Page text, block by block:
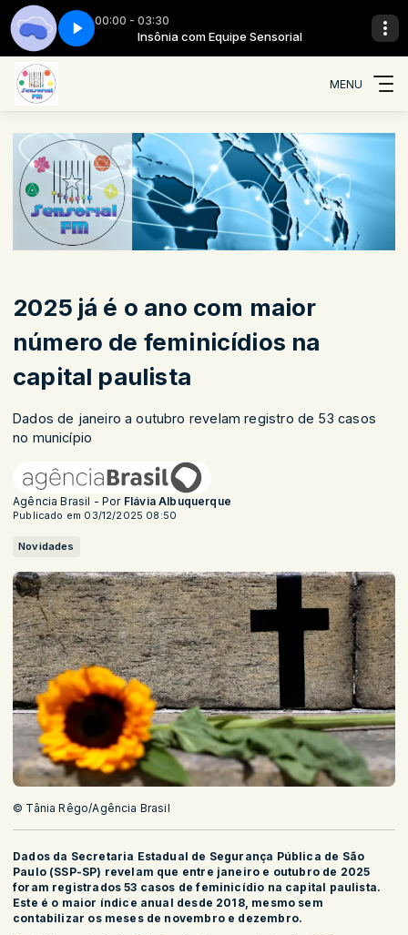
00:00 - 03:30
Insônia com Equipe Sensorial
Insônia - Parte 04
MENU
2025 já é o ano com maior
número de feminicídios na
capital paulista
Dados de janeiro a outubro revelam registro de 53 casos
no município
Agência Brasil - Por Flávia Albuquerque
Publicado em 03/12/2025 08:50
Novidades
© Tânia Rêgo/Agência Brasil
Dados da Secretaria Estadual de Segurança Pública de São
Paulo (SSP-SP) revelam que entre janeiro e outubro de 2025
foram registrados 53 casos de feminicídio na capital paulista.
Este é o maior índice anual desde 2018, mesmo sem
contabilizar os meses de novembro e dezembro.